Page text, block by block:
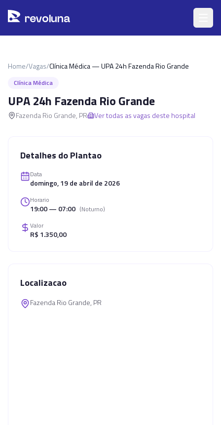
revoluna
Home/Vagas/Clínica Médica — UPA 24h Fazenda Rio Grande
Clínica Médica
UPA 24h Fazenda Rio Grande
Fazenda Rio Grande, PR Ver todas as vagas deste hospital
Detalhes do Plantao
Data
domingo, 19 de abril de 2026
Horario
19:00 — 07:00 (Noturno)
Valor
R$ 1.350,00
Localizacao
Fazenda Rio Grande, PR